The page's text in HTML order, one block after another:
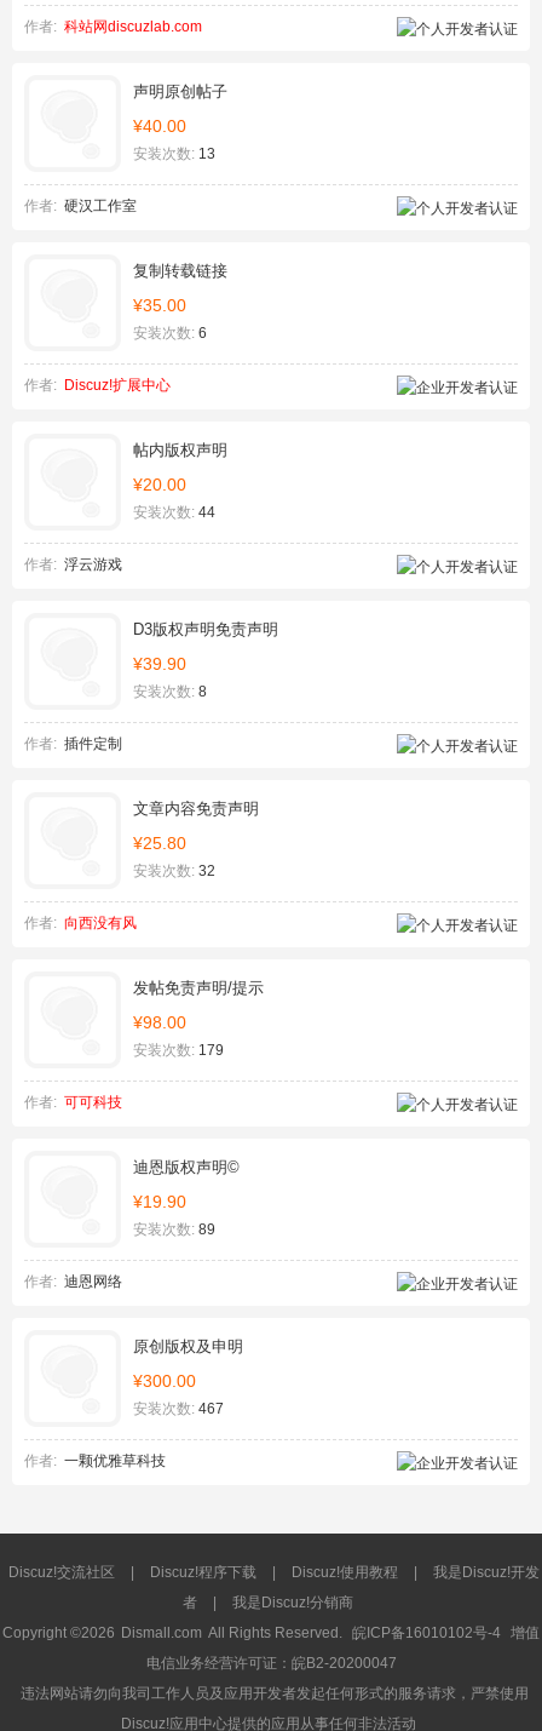
作者: 科站网discuzlab.com
声明原创帖子
¥40.00
安装次数: 13
作者: 硬汉工作室
复制转载链接
¥35.00
安装次数: 6
作者: Discuz!扩展中心
帖内版权声明
¥20.00
安装次数: 44
作者: 浮云游戏
D3版权声明免责声明
¥39.90
安装次数: 8
作者: 插件定制
文章内容免责声明
¥25.80
安装次数: 32
作者: 向西没有风
发帖免责声明/提示
¥98.00
安装次数: 179
作者: 可可科技
迪恩版权声明©
¥19.90
安装次数: 89
作者: 迪恩网络
原创版权及申明
¥300.00
安装次数: 467
作者: 一颗优雅草科技
Discuz!交流社区 Discuz!程序下载 Discuz!使用教程
我是Discuz!开发
者
我是Discuz!分销商
Copyright ©2026 Dismall.com All Rights Reserved. 皖ICP备16010102号-4 增值
电信业务经营许可证：皖B2-20200047
违法网站请勿向我司工作人员及应用开发者发起任何形式的服务请求，严禁使用
Discuz!应用中心提供的应用从事任何非法活动